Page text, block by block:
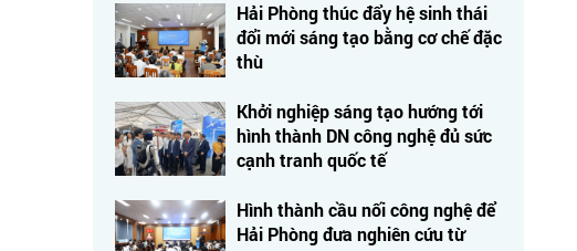
Hải Phòng thúc đẩy hệ sinh thái
đổi mới sáng tạo bằng cơ chế đặc
thù
Khởi nghiệp sáng tạo hướng tới
hình thành DN công nghệ đủ sức
cạnh tranh quốc tế
Hình thành cầu nối công nghệ để
Hải Phòng đưa nghiên cứu từ